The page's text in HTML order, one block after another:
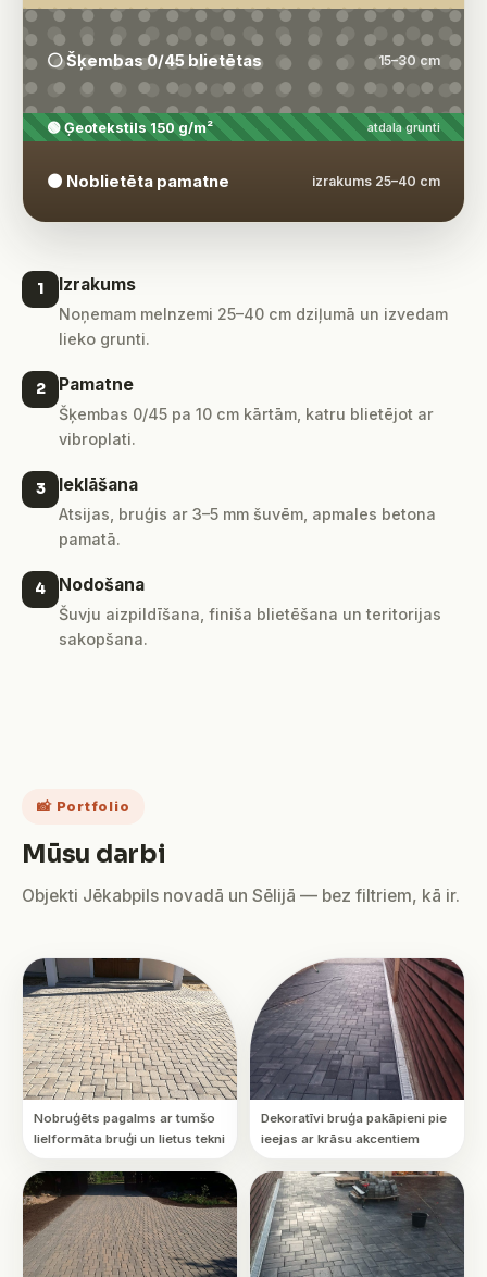
⚪ Šķembas 0/45 blietētas 15–30 cm
🟢 Ģeotekstils 150 g/m² atdala grunti
🟤 Noblietēta pamatne izrakums 25–40 cm
1 Izrakums
Noņemam melnzemi 25–40 cm dziļumā un izvedam
lieko grunti.
2 Pamatne
Šķembas 0/45 pa 10 cm kārtām, katru blietējot ar
vibroplati.
3 Ieklāšana
Atsijas, bruģis ar 3–5 mm šuvēm, apmales betona
pamatā.
4 Nodošana
Šuvju aizpildīšana, finiša blietēšana un teritorijas
sakopšana.
📸 Portfolio
Mūsu darbi
Objekti Jēkabpils novadā un Sēlijā — bez filtriem, kā ir.
Nobruģēts pagalms ar tumšo
lielformāta bruģi un lietus tekni
Dekoratīvi bruģa pakāpieni pie
ieejas ar krāsu akcentiem